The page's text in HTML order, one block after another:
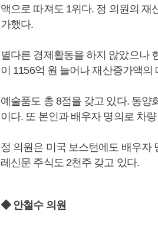
액으로 따져도 1위다. 정 의원의 재
가했다.
별다른 경제활동을 하지 않았으나
이 1156억 원 늘어나 재산증가액의
예술품도 총 8점을 갖고 있다. 동양
이다. 또 본인과 배우자 명의로 차
정 의원은 미국 보스턴에도 배우자
레신문 주식도 2천주 갖고 있다.
◆ 안철수 의원